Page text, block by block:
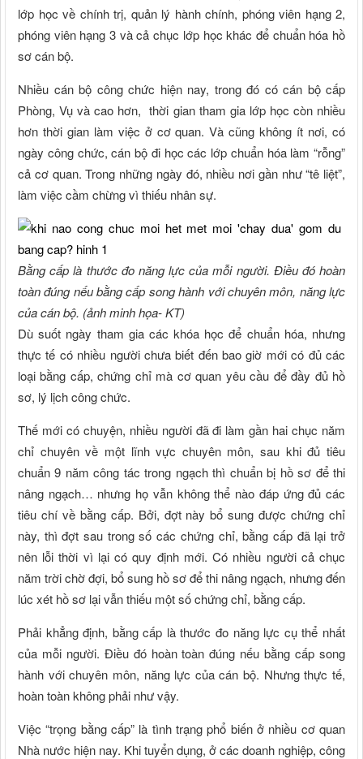
lớp học về chính trị, quản lý hành chính, phóng viên hạng 2,
phóng viên hạng 3 và cả chục lớp học khác để chuẩn hóa hồ
sơ cán bộ.
Nhiều cán bộ công chức hiện nay, trong đó có cán bộ cấp
Phòng, Vụ và cao hơn, thời gian tham gia lớp học còn nhiều
hơn thời gian làm việc ở cơ quan. Và cũng không ít nơi, có
ngày công chức, cán bộ đi học các lớp chuẩn hóa làm “rỗng”
cả cơ quan. Trong những ngày đó, nhiều nơi gần như “tê liệt”,
làm việc cầm chừng vì thiếu nhân sự.
Bằng cấp là thước đo năng lực của mỗi người. Điều đó hoàn
toàn đúng nếu bằng cấp song hành với chuyên môn, năng lực
của cán bộ. (ảnh minh họa- KT)
Dù suốt ngày tham gia các khóa học để chuẩn hóa, nhưng
thực tế có nhiều người chưa biết đến bao giờ mới có đủ các
loại bằng cấp, chứng chỉ mà cơ quan yêu cầu để đầy đủ hồ
sơ, lý lịch công chức.
Thế mới có chuyện, nhiều người đã đi làm gần hai chục năm
chỉ chuyên về một lĩnh vực chuyên môn, sau khi đủ tiêu
chuẩn 9 năm công tác trong ngạch thì chuẩn bị hồ sơ để thi
nâng ngạch… nhưng họ vẫn không thể nào đáp ứng đủ các
tiêu chí về bằng cấp. Bởi, đợt này bổ sung được chứng chỉ
này, thì đợt sau trong số các chứng chỉ, bằng cấp đã lại trở
nên lỗi thời vì lại có quy định mới. Có nhiều người cả chục
năm trời chờ đợi, bổ sung hồ sơ để thi nâng ngạch, nhưng đến
lúc xét hồ sơ lại vẫn thiếu một số chứng chỉ, bằng cấp.
Phải khẳng định, bằng cấp là thước đo năng lực cụ thể nhất
của mỗi người. Điều đó hoàn toàn đúng nếu bằng cấp song
hành với chuyên môn, năng lực của cán bộ. Nhưng thực tế,
hoàn toàn không phải như vậy.
Việc “trọng bằng cấp” là tình trạng phổ biến ở nhiều cơ quan
Nhà nước hiện nay. Khi tuyển dụng, ở các doanh nghiệp, công